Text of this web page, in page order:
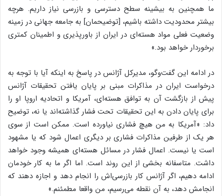
ما همچنین به بیشینه سطح دسترسی و بازرسی نیاز داریم. هرچه
بیشتر محدودیت داشته باشیم، [توضیحمان] به جامعه جهانی در زمینه
وضعیت فعلی مواد هسته‌ای در ایران از باورپذیری و اطمینان کمتری
برخوردار خواهد بود.»
در ادامه این گفت‌وگو، مدیرکل آژانس در پاسخ به اینکه آیا با توجه به
درخواست ایران در مذاکرات مبنی بر پایان یافتن تحقیقات آژانس
پیش از بازگشت آن به توافق هسته‌ای، آمریکا و اتحادیه اروپا او را
برای پایان دادن به این تحقیقات تحت فشار گذاشته‌اند یا نه، توضیح
داد: «آمریکا به من هیچ فشاری نیاورده است. ممکن است از سوی
هر یک از طرفین مذاکرات فشاری بر دیگری اعمال شود که یا مشهود
است یا نیست. اعمال فشار در مسائل هسته‌ای همیشه وجود خواهد
داشت. متاسفانه بخشی از این روند است. اما اگر ما به کار خودمان
ادامه دهیم، اگر آژانس کار بازرسی‌اش را انجام دهد و اجازه دهند که
انجامش دهد، به آن نقطه می‌رسیم، من واقعا مطمئنم.»